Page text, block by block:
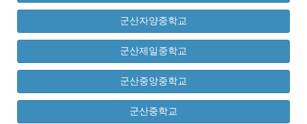
군산자양중학교
군산제일중학교
군산중앙중학교
군산중학교